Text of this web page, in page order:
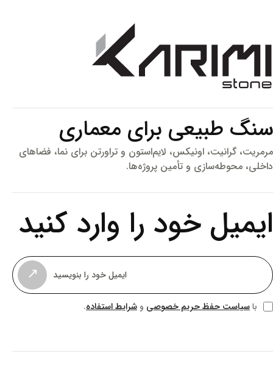
برای معماری
اونیکس، لایم‌استون و تراورتن برای نما، فضاهای
و تأمین پروژه‌ها.
خود را وارد کنید
↗
حفظ حریم خصوصیوشرایط استفاده.